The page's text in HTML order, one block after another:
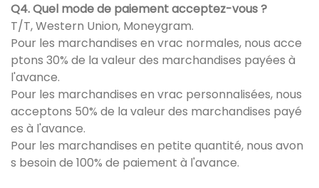
Q4. Quel mode de paiement acceptez-vous ?
T/T, Western Union, Moneygram.
Pour les marchandises en vrac normales, nous acce
ptons 30% de la valeur des marchandises payées à
l'avance.
Pour les marchandises en vrac personnalisées, nous
acceptons 50% de la valeur des marchandises payé
es à l'avance.
Pour les marchandises en petite quantité, nous avon
s besoin de 100% de paiement à l'avance.